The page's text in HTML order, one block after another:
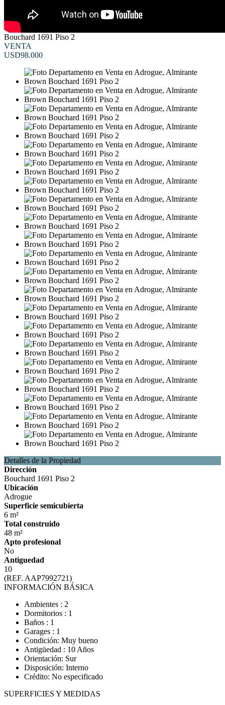
Bouchard 1691 Piso 2
VENTA
USD98.000
Detalles de la Propiedad
Dirección
Bouchard 1691 Piso 2
Ubicación
Adrogue
Superficie semicubierta
6 m²
Total construido
48 m²
Apto profesional
No
Antiguedad
10
(REF. AAP7992721)
INFORMACIÓN BÁSICA
Ambientes : 2
Dormitorios : 1
Baños : 1
Garages : 1
Condición: Muy bueno
Antigüedad : 10 Años
Orientación: Sur
Disposición: Interno
Crédito: No especificado
SUPERFICIES Y MEDIDAS